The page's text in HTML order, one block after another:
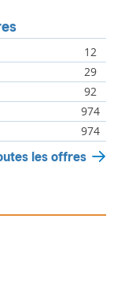
12
29
92
974
974
les offres